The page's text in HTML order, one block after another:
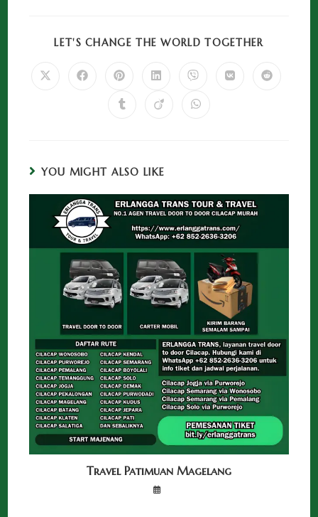
LET'S CHANGE THE WORLD TOGETHER
YOU MIGHT ALSO LIKE
Travel Patimuan Magelang